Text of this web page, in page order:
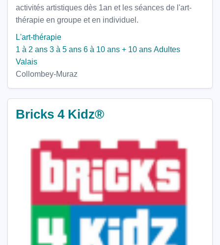
activités artistiques dès 1an et les séances de l'art-
thérapie en groupe et en individuel.
L'art-thérapie
1 à 2 ans 3 à 5 ans 6 à 10 ans + 10 ans Adultes
Valais
Collombey-Muraz
Bricks 4 Kidz®